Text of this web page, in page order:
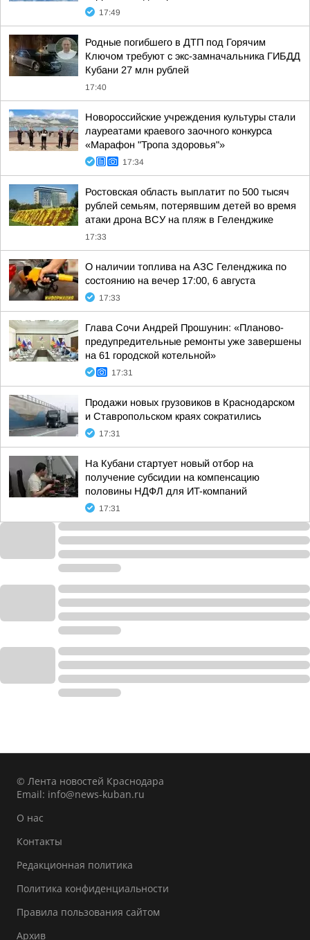
17:49
Родные погибшего в ДТП под Горячим
Ключом требуют с экс-замначальника ГИБДД
Кубани 27 млн рублей
17:40
Новороссийские учреждения культуры стали
лауреатами краевого заочного конкурса
«Марафон "Тропа здоровья"»
17:34
Ростовская область выплатит по 500 тысяч
рублей семьям, потерявшим детей во время
атаки дрона ВСУ на пляж в Геленджике
17:33
О наличии топлива на АЗС Геленджика по
состоянию на вечер 17:00, 6 августа
17:33
Глава Сочи Андрей Прошунин: «Планово-
предупредительные ремонты уже завершены
на 61 городской котельной»
17:31
Продажи новых грузовиков в Краснодарском
и Ставропольском краях сократились
17:31
На Кубани стартует новый отбор на
получение субсидии на компенсацию
половины НДФЛ для ИT-компаний
17:31
© Лента новостей Краснодара
Email: info@news-kuban.ru
О нас
Контакты
Редакционная политика
Политика конфиденциальности
Правила пользования сайтом
Архив